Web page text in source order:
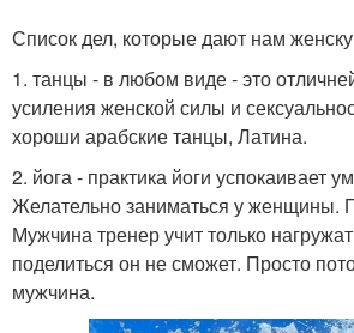
Список дел, которые дают нам
1. танцы - в любом виде - это
усиления женской силы и
хороши арабские танцы, Латина.
2. йога - практика йоги успокаивает
Желательно заниматься у женщины.
Мужчина тренер учит только
поделиться он не сможет. Просто
мужчина.